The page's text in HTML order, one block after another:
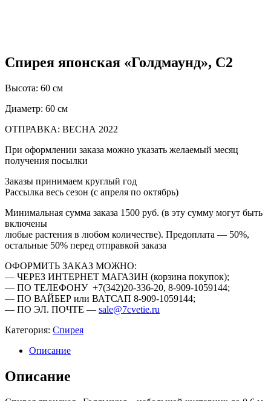
Спирея японская «Голдмаунд», С2
Высота: 60 см
Диаметр: 60 см
ОТПРАВКА: ВЕСНА 2022
При оформлении заказа можно указать желаемый месяц
получения посылки
Заказы принимаем круглый год
Рассылка весь сезон (с апреля по октябрь)
Минимальная сумма заказа 1500 руб. (в эту сумму могут быть
включены
любые растения в любом количестве). Предоплата — 50%,
остальные 50% перед отправкой заказа
ОФОРМИТЬ ЗАКАЗ МОЖНО:
— ЧЕРЕЗ ИНТЕРНЕТ МАГАЗИН (корзина покупок);
— ПО ТЕЛЕФОНУ +7(342)20-336-20, 8-909-1059144;
— ПО ВАЙБЕР или ВАТСАП 8-909-1059144;
— ПО ЭЛ. ПОЧТЕ — sale@7cvetie.ru
Категория: Спирея
Описание
Описание